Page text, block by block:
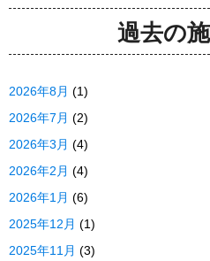
過去の
2026年8月 (1)
2026年7月 (2)
2026年3月 (4)
2026年2月 (4)
2026年1月 (6)
2025年12月 (1)
2025年11月 (3)